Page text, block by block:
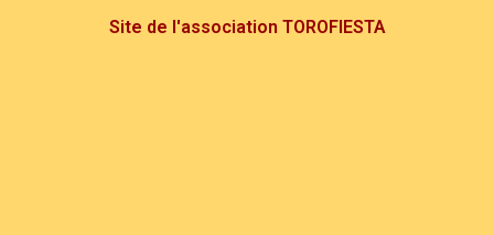
Site de l'association TOROFIESTA